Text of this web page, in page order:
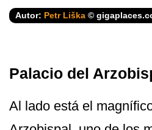
Autor: Petr Liška ©
Palacio del
Al lado está el